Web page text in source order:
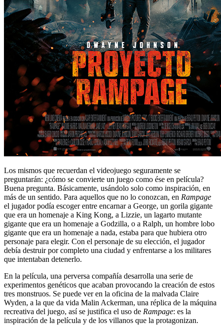
Los mismos que recuerdan el videojuego seguramente se
preguntarán: ¿cómo se convierte un juego como ése en película?
Buena pregunta. Básicamente, usándolo solo como inspiración, en
más de un sentido. Para aquellos que no lo conozcan, en Rampage
el jugador podía escoger entre encarnar a George, un gorila gigante
que era un homenaje a King Kong, a Lizzie, un lagarto mutante
gigante que era un homenaje a Godzilla, o a Ralph, un hombre lobo
gigante que era un homenaje a nada, estaba para que hubiera otro
personaje para elegir. Con el personaje de su elección, el jugador
debía destruir por completo una ciudad y enfrentarse a los militares
que intentaban detenerlo.
En la película, una perversa compañía desarrolla una serie de
experimentos genéticos que acaban provocando la creación de estos
tres monstruos. Se puede ver en la oficina de la malvada Claire
Wyden, a la que da vida Malin Ackerman, una réplica de la máquina
recreativa del juego, así se justifica el uso de Rampage: es la
inspiración de la película y de los villanos que la protagonizan.